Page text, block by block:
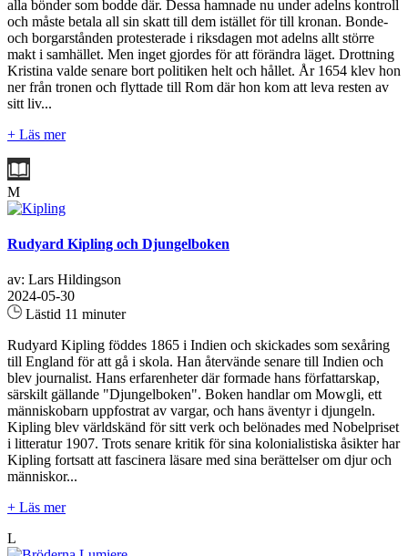
alla bönder som bodde där. Dessa hamnade nu under adelns kontroll
och måste betala all sin skatt till dem istället för till kronan. Bonde-
och borgarstånden protesterade i riksdagen mot adelns allt större
makt i samhället. Men inget gjordes för att förändra läget. Drottning
Kristina valde senare bort politiken helt och hållet. År 1654 klev hon
ner från tronen och flyttade till Rom där hon kom att leva resten av
sitt liv...
+ Läs mer
M
Rudyard Kipling och Djungelboken
av: Lars Hildingson
2024-05-30
Lästid 11 minuter
Rudyard Kipling föddes 1865 i Indien och skickades som sexåring
till England för att gå i skola. Han återvände senare till Indien och
blev journalist. Hans erfarenheter där formade hans författarskap,
särskilt gällande "Djungelboken". Boken handlar om Mowgli, ett
människobarn uppfostrat av vargar, och hans äventyr i djungeln.
Kipling blev världskänd för sitt verk och belönades med Nobelpriset
i litteratur 1907. Trots senare kritik för sina kolonialistiska åsikter har
Kipling fortsatt att fascinera läsare med sina berättelser om djur och
människor...
+ Läs mer
L